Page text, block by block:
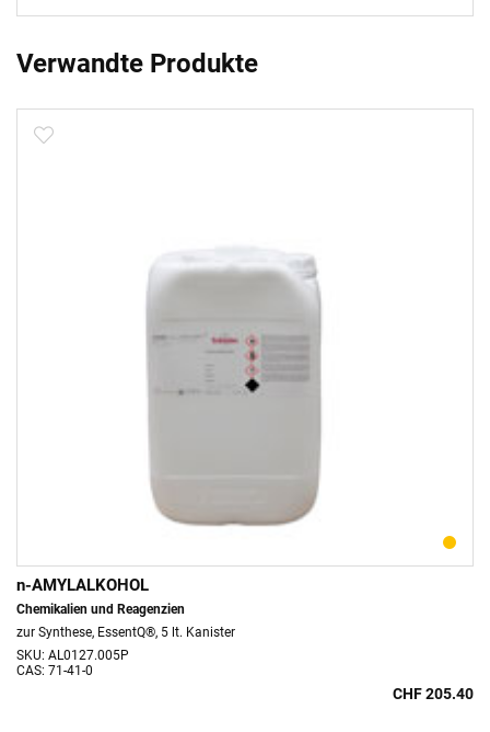
Verwandte Produkte
n-AMYLALKOHOL
Chemikalien und Reagenzien
zur Synthese, EssentQ®, 5 lt. Kanister
SKU: AL0127.005P
CAS: 71-41-0
CHF 205.40